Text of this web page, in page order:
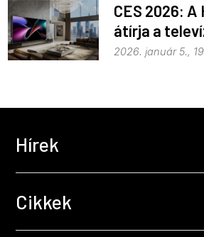
CES 2026: A
átírja a
szabályait
2026. január 5.,
Hírek
Cikkek